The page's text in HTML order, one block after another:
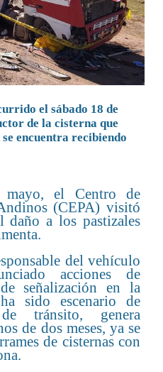
el sábado 18 de
de la cisterna que
encuentra recibiendo
el Centro de
(CEPA) visitó
a los pastizales
del vehículo
acciones de
señalización en la
sido escenario de
tránsito, genera
de dos meses, ya se
de cisternas con